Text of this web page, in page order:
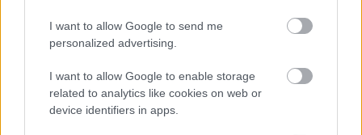
I want to allow Google to send me
personalized advertising.
I want to allow Google to enable storage
related to analytics like cookies on web or
device identifiers in apps.
Hírlevél feliratkozás
Adja meg keresztnevét:
meg e-mail címét:
Megismertem és elfogadom aGDPR-szabályzat